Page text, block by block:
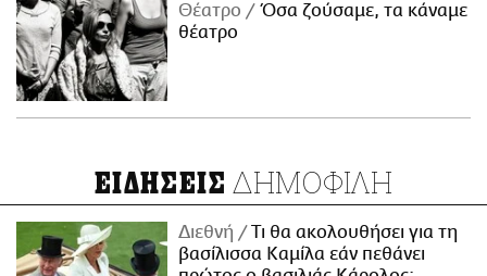
Θέατρο
Όσα ζούσαμε, τα κάναμε
θέατρο
ΕΙΔΗΣΕΙΣ ΔΗΜΟΦΙΛΗ
Διεθνή
Τι θα ακολουθήσει για τη
βασίλισσα Καμίλα εάν πεθάνει